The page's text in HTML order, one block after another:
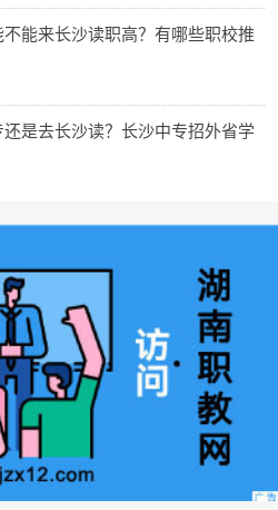
能来长沙读职高？有哪些职校推
是去长沙读？长沙中专招外省学